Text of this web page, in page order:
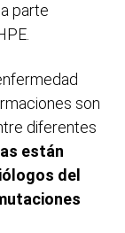
parte
son
diferentes
están
del